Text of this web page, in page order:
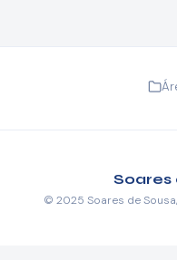
Soares
© 2025 Soares de